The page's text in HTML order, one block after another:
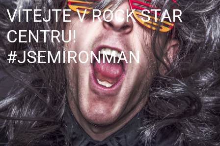
VÍTEJTE V ROCK STAR
CENTRU!
#JSEMIRONMAN